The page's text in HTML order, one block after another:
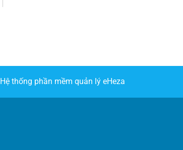
Hệ thống phần mềm quản lý eHeza